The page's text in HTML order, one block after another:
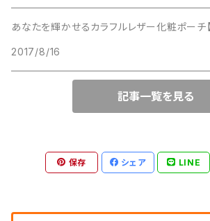
キャンディピンク、マゼンダ
あなたを輝かせるカラフルレザー化粧ポーチ【
2017/8/16
記事一覧を見る
保存 シェア LINE